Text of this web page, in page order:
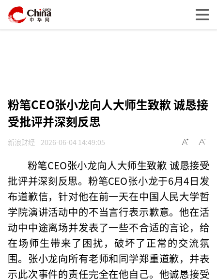
粉笔CEO张小龙向人大师生致歉 诚恳接
受批评并深刻反思
新浪财经 2026-06-04 14:49:05
粉笔CEO张小龙向人大师生致歉 诚恳接受
批评并深刻反思。粉笔CEO张小龙于6月4日发
布道歉信，针对他在前一天在中国人民大学哲
学院演讲活动中的不当言行表示歉意。他在活
动中中途离场并发表了一些不合适的言论，给
在场师生带来了困扰，破坏了正常的交流氛
围。张小龙向所有老师和同学郑重道歉，并表
示此次事件的责任完全在他自己。他诚恳接受